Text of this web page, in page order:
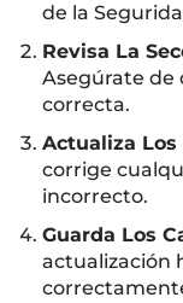
de la
Revisa La
Asegúrate de
correcta.
Actualiza Los
corrige
incorrecto.
Guarda Los
actualización